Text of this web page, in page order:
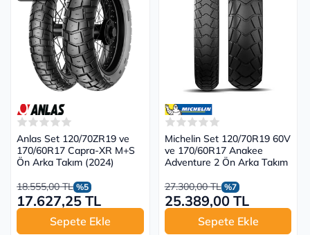
Anlas Set 120/70ZR19 ve
170/60R17 Capra-XR M+S
Ön Arka Takım (2024)
18.555,00 TL %5
17.627,25 TL
Sepete Ekle
Michelin Set 120/70R19 60V
ve 170/60R17 Anakee
Adventure 2 Ön Arka Takım
27.300,00 TL %7
25.389,00 TL
Sepete Ekle